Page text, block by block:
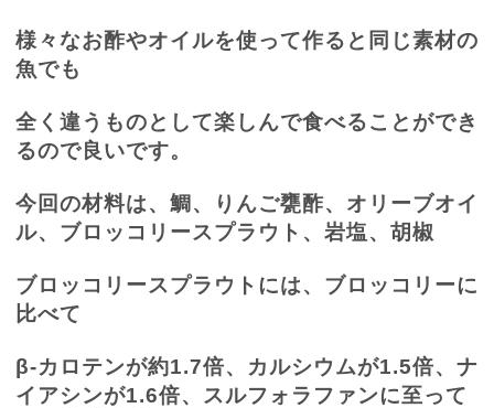
様々なお酢やオイルを使って作ると同じ素材の
魚でも
全く違うものとして楽しんで食べることができ
るので良いです。
今回の材料は、鯛、りんご甕酢、オリーブオイ
ル、ブロッコリースプラウト、岩塩、胡椒
ブロッコリースプラウトには、ブロッコリーに
比べて
β-カロテンが約1.7倍、カルシウムが1.5倍、ナ
イアシンが1.6倍、スルフォラファンに至って